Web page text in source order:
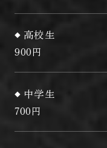
高校生
900円
中学生
700円